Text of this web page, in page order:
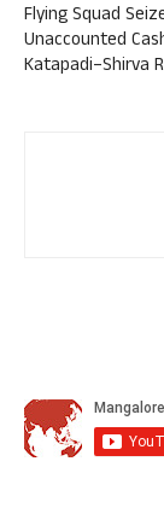
Flying Squad
Unaccounted
Katapadi–Shirva